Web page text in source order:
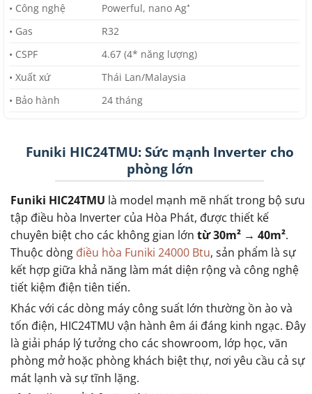
• Công nghệ
Powerful, nano Ag⁺
• Gas
R32
• CSPF
4.67 (4* năng lượng)
• Xuất xứ
Thái Lan/Malaysia
• Bảo hành
24 tháng
Funiki HIC24TMU: Sức mạnh Inverter cho
phòng lớn
Funiki HIC24TMU là model mạnh mẽ nhất trong bộ sưu
tập điều hòa Inverter của Hòa Phát, được thiết kế
chuyên biệt cho các không gian lớn từ 30m² → 40m².
Thuộc dòng điều hòa Funiki 24000 Btu, sản phẩm là sự
kết hợp giữa khả năng làm mát diện rộng và công nghệ
tiết kiệm điện tiên tiến.
Khác với các dòng máy công suất lớn thường ồn ào và
tốn điện, HIC24TMU vận hành êm ái đáng kinh ngạc. Đây
là giải pháp lý tưởng cho các showroom, lớp học, văn
phòng mở hoặc phòng khách biệt thự, nơi yêu cầu cả sự
mát lạnh và sự tĩnh lặng.